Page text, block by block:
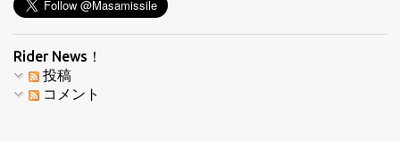
Rider News！
投稿
コメント